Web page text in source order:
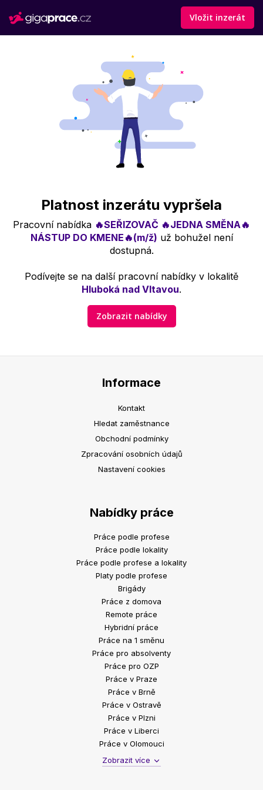
Vložit inzerát
Platnost inzerátu vypršela
Pracovní nabídka 🔥SEŘIZOVAČ 🔥JEDNA SMĚNA🔥
NÁSTUP DO KMENE🔥(m/ž) už bohužel není
dostupná.
Podívejte se na další pracovní nabídky v lokalitě
Hluboká nad Vltavou.
Zobrazit nabídky
Informace
Kontakt
Hledat zaměstnance
Obchodní podmínky
Zpracování osobních údajů
Nastavení cookies
Nabídky práce
Práce podle profese
Práce podle lokality
Práce podle profese a lokality
Platy podle profese
Brigády
Práce z domova
Remote práce
Hybridní práce
Práce na 1 směnu
Práce pro absolventy
Práce pro OZP
Práce v Praze
Práce v Brně
Práce v Ostravě
Práce v Plzni
Práce v Liberci
Práce v Olomouci
Zobrazit více